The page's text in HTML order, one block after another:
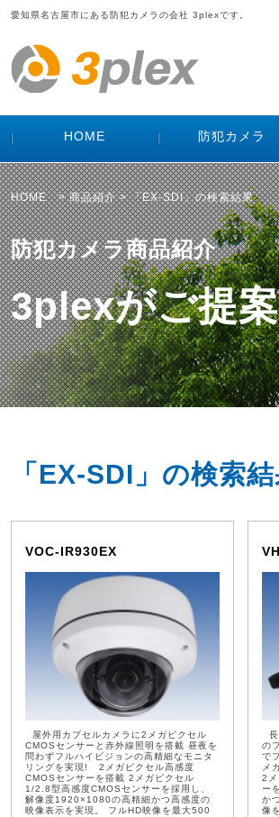
愛知県名古屋市にある防犯カメラの会社 3plexです。
HOME 防犯カメラ
HOME>商品紹介> 「EX-SDI」の検索結果
防犯カメラ商品紹介
3plexがご提
「EX-SDI」の検索
VOC-IR930EX
屋外用カプセルカメラに2メガピクセル
CMOSセンサーと赤外線照明を搭載 昼夜を
問わずフルハイビジョンの高精細なモニタ
リングを実現! 2メガピクセル高感度
CMOSセンサーを搭載 2メガピクセル
1/2.8型高感度CMOSセンサーを採用し、
解像度1920×1080の高精細かつ高感度の
映像表示を実現。 フルHD映像を最大500
長
の
で
メ
2
ー
か
像